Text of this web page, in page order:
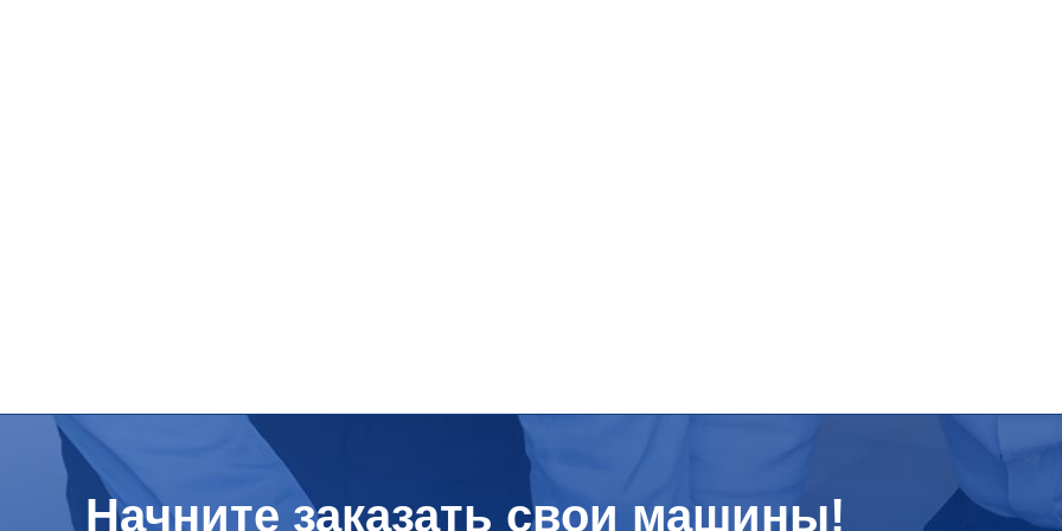
Начните заказать свои машины!